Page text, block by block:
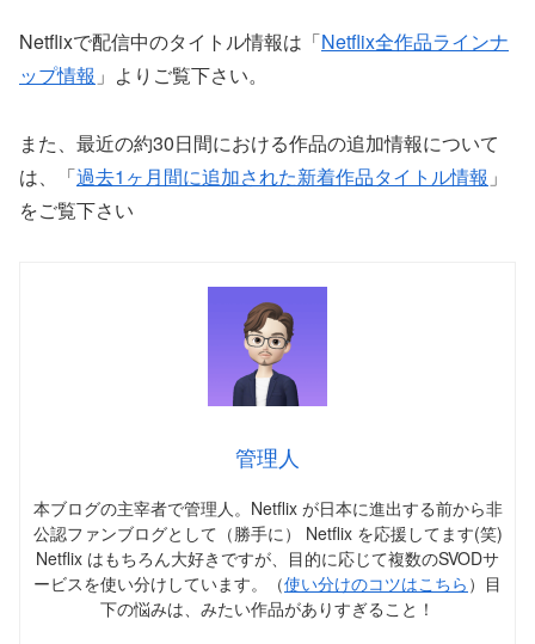
Netflixで配信中のタイトル情報は「Netflix全作品ラインナ
ップ情報 」よりご覧下さい。
また、最近の約30日間における作品の追加情報について
は、「過去1ヶ月間に追加された新着作品タイトル情報 」
をご覧下さい
管理人
本ブログの主宰者で管理人。Netflix が日本に進出する前から非
公認ファンブログとして（勝手に） Netflix を応援してます(笑)
Netflix はもちろん大好きですが、目的に応じて複数のSVODサ
ービスを使い分けしています。（使い分けのコツはこちら ）目
下の悩みは、みたい作品がありすぎること！